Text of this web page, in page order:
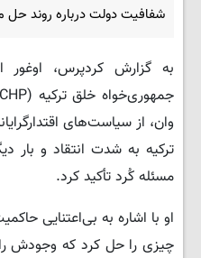
شفافیت دولت درباره روند
به گزارش کردپرس، اوغور
وان، از سیاست‌های
ترکیه به شدت انتقاد و بار
مسئله کُرد تأکید کرد.
او با اشاره به بی‌اعتنایی
چیزی را حل کرد که وجودش را